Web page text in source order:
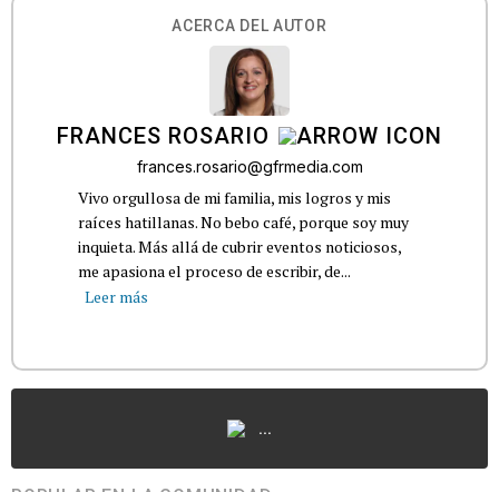
ACERCA DEL AUTOR
FRANCES ROSARIO
frances.rosario@gfrmedia.com
Vivo orgullosa de mi familia, mis logros y mis
raíces hatillanas. No bebo café, porque soy muy
inquieta. Más allá de cubrir eventos noticiosos,
me apasiona el proceso de escribir, de...
Leer más
...